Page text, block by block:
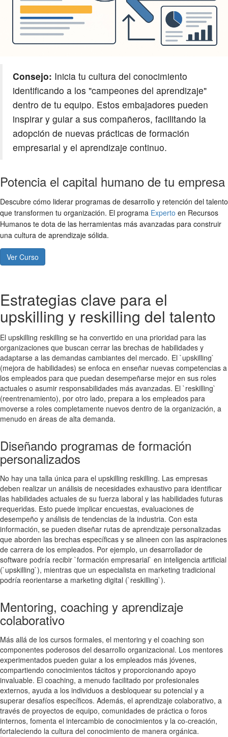
Consejo: Inicia tu cultura del conocimiento
identificando a los "campeones del aprendizaje"
dentro de tu equipo. Estos embajadores pueden
inspirar y guiar a sus compañeros, facilitando la
adopción de nuevas prácticas de formación
empresarial y el aprendizaje continuo.
Potencia el capital humano de tu empresa
Descubre cómo liderar programas de desarrollo y retención del talento
que transformen tu organización. El programa Experto en Recursos
Humanos te dota de las herramientas más avanzadas para construir
una cultura de aprendizaje sólida.
Ver Curso
Estrategias clave para el
upskilling y reskilling del talento
El upskilling reskilling se ha convertido en una prioridad para las
organizaciones que buscan cerrar las brechas de habilidades y
adaptarse a las demandas cambiantes del mercado. El `upskilling`
(mejora de habilidades) se enfoca en enseñar nuevas competencias a
los empleados para que puedan desempeñarse mejor en sus roles
actuales o asumir responsabilidades más avanzadas. El `reskilling`
(reentrenamiento), por otro lado, prepara a los empleados para
moverse a roles completamente nuevos dentro de la organización, a
menudo en áreas de alta demanda.
Diseñando programas de formación
personalizados
No hay una talla única para el upskilling reskilling. Las empresas
deben realizar un análisis de necesidades exhaustivo para identificar
las habilidades actuales de su fuerza laboral y las habilidades futuras
requeridas. Esto puede implicar encuestas, evaluaciones de
desempeño y análisis de tendencias de la industria. Con esta
información, se pueden diseñar rutas de aprendizaje personalizadas
que aborden las brechas específicas y se alineen con las aspiraciones
de carrera de los empleados. Por ejemplo, un desarrollador de
software podría recibir `formación empresarial` en inteligencia artificial
(`upskilling`), mientras que un especialista en marketing tradicional
podría reorientarse a marketing digital (`reskilling`).
Mentoring, coaching y aprendizaje
colaborativo
Más allá de los cursos formales, el mentoring y el coaching son
componentes poderosos del desarrollo organizacional. Los mentores
experimentados pueden guiar a los empleados más jóvenes,
compartiendo conocimientos tácitos y proporcionando apoyo
invaluable. El coaching, a menudo facilitado por profesionales
externos, ayuda a los individuos a desbloquear su potencial y a
superar desafíos específicos. Además, el aprendizaje colaborativo, a
través de proyectos de equipo, comunidades de práctica o foros
internos, fomenta el intercambio de conocimientos y la co-creación,
fortaleciendo la cultura del conocimiento de manera orgánica.